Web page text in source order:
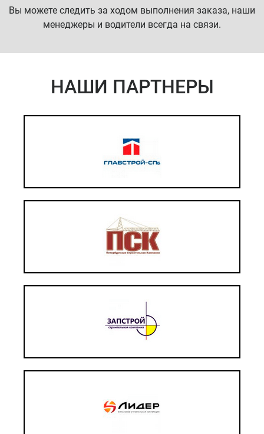
Вы можете следить за ходом выполнения заказа, наши
менеджеры и водители всегда на связи.
НАШИ ПАРТНЕРЫ